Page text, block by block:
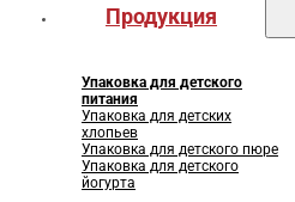
Продукция
Упаковка для детского
питания
Упаковка для детских
хлопьев
Упаковка для детского пюре
Упаковка для детского
йогурта